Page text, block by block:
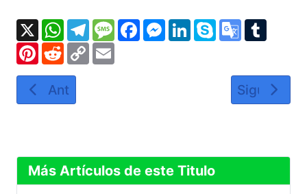
X WhatsApp
TelegramMessageFacebook
Messenger
LinkedInSkypeGoogle
PinterestRedditCopy
Artículo anterior: LOPT Artículo 18
Anterior Artículo
Siguiente
Más Artículos de este Titulo